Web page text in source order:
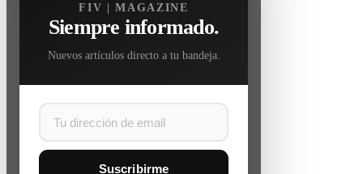
FIV | MAGAZINE
Siempre informado.
Nuevos artículos directo a tu bandeja.
Suscribirme